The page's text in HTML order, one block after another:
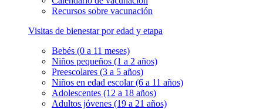
Recursos sobre vacunación
Visitas de bienestar por edad y etapa
Bebés (0 a 11 meses)
Niños pequeños (1 a 2 años)
Preescolares (3 a 5 años)
Niños en edad escolar (6 a 11 años)
Adolescentes (12 a 18 años)
Adultos jóvenes (19 a 21 años)